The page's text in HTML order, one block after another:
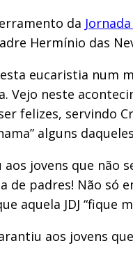
da
Hermínio das
eucaristia num
Vejo neste
felizes, servindo
alguns
jovens que não
de padres! Não só
aquela JDJ
aos jovens